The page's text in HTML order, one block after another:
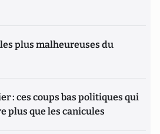
plus malheureuses du
: ces coups bas politiques qui
plus que les canicules